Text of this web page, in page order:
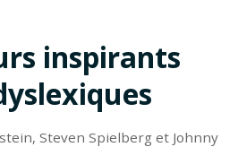
inspirants
Steven Spielberg et Johnny